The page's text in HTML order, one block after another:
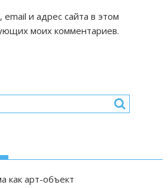
и адрес сайта в этом
моих комментариев.
как арт-объект